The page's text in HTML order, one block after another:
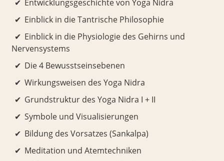
Entwicklungsgeschichte von Yoga Nidra
Einblick in die Tantrische Philosophie
Einblick in die Physiologie des Gehirns und
Nervensystems
Die 4 Bewusstseinsebenen
Wirkungsweisen des Yoga Nidra
Grundstruktur des Yoga Nidra I + II
Symbole und Visualisierungen
Bildung des Vorsatzes (Sankalpa)
Meditation und Atemtechniken